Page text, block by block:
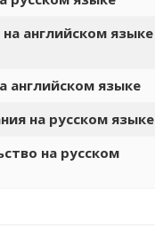
английском языке
английском языке
на русском языке
на русском